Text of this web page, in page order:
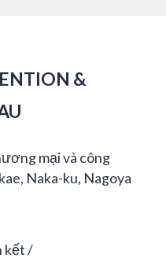
&
mại và công
Naka-ku, Nagoya
kết